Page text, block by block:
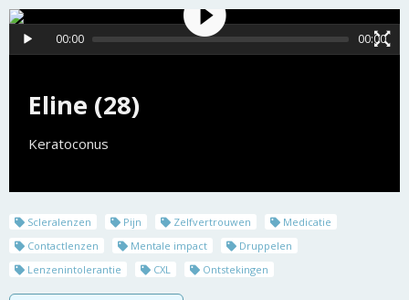
Eline (28)
Keratoconus
00:00 00:00
Scleralenzen Pijn Zelfvertrouwen
Medicatie
Contactlenzen
Mentale impact
Druppelen
Lenzenintolerantie
CXL Ontstekingen